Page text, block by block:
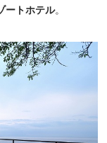
ートホテル。